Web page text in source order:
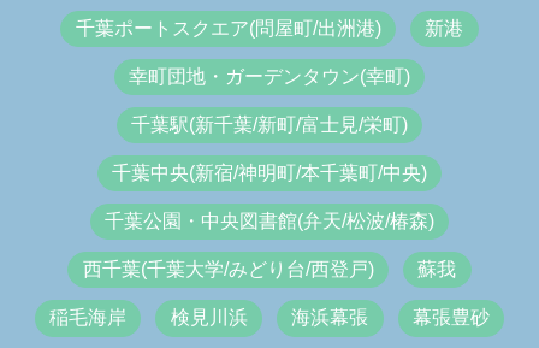
千葉ポートスクエア(問屋町/出洲港) 新港
幸町団地・ガーデンタウン(幸町)
千葉駅(新千葉/新町/富士見/栄町)
千葉中央(新宿/神明町/本千葉町/中央)
千葉公園・中央図書館(弁天/松波/椿森)
西千葉(千葉大学/みどり台/西登戸) 蘇我
稲毛海岸 検見川浜 海浜幕張 幕張豊砂